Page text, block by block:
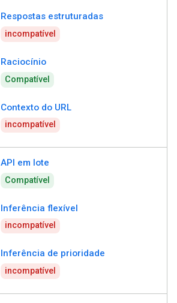
Respostas estruturadas
incompatível
Raciocínio
Compatível
Contexto do URL
incompatível
API em lote
Compatível
Inferência flexível
incompatível
Inferência de prioridade
incompatível